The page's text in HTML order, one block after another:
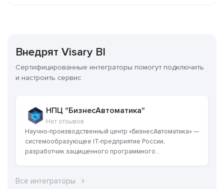
Внедрят Visary BI
Сертифицированные интеграторы помогут подключить
и настроить сервис
НПЦ "БизнесАвтоматика"
Нет отзывов
Научно-производственный центр «БизнесАвтоматика» —
системообразующее IT-предприятие России,
разработчик защищенного программного...
Все интеграторы